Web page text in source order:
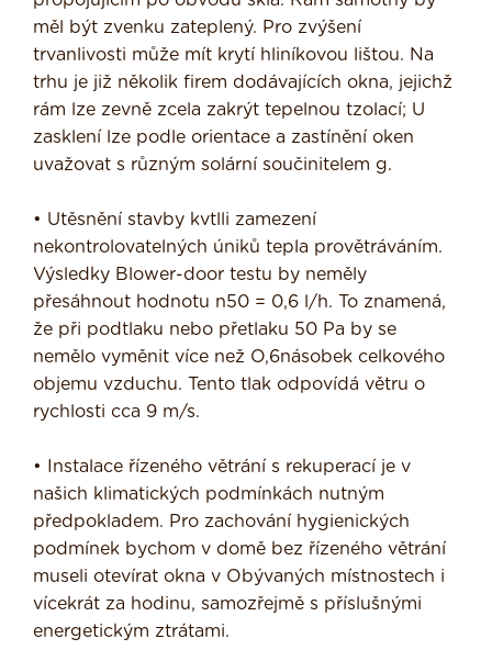
měl být zvenku zateplený. Pro zvýšení
trvanlivosti může mít krytí hliníkovou lištou. Na
trhu je již několik firem dodávajících okna, jejichž
rám lze zevně zcela zakrýt tepelnou tzolací; U
zasklení lze podle orientace a zastínění oken
uvažovat s různým solární součinitelem g.
• Utěsnění stavby kvtlli zamezení
nekontrolovatelných úniků tepla pro­větráváním.
Výsledky Blower-door testu by neměly
přesáhnout hodnotu n50 = 0,6 l/h. To znamená,
že při pod­tlaku nebo přetlaku 50 Pa by se
nemělo vyměnit více než O,6násobek celkového
objemu vzduchu. Tento tlak odpovídá větru o
rychlosti cca 9 m/s.
• Instalace řízeného větrání s rekuperací je v
našich klimatických podmínkách nutným
předpokladem. Pro zachování hygienických
podmínek bychom v domě bez řízeného větrání
museli otevírat okna v Obývaných místnostech i
vícekrát za hodinu, samozřejmě s příslušnými
energetickým ztrátami.